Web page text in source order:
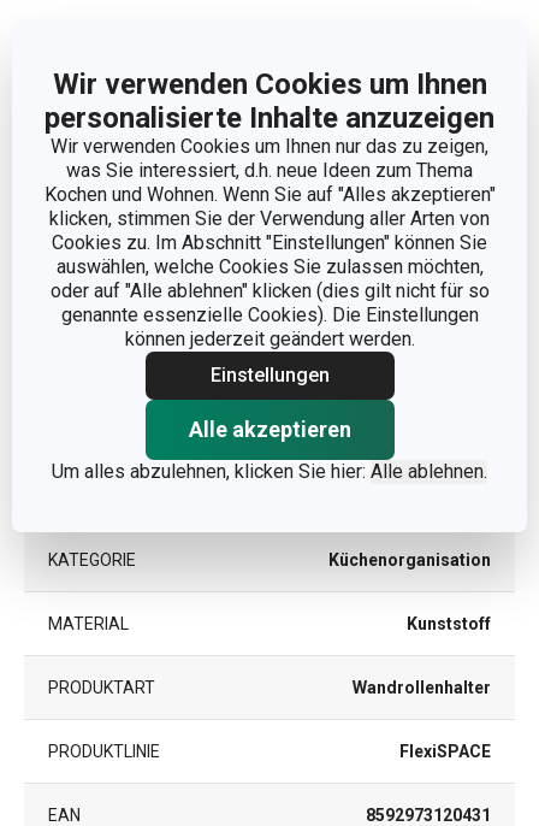
Wir verwenden Cookies um Ihnen
personalisierte Inhalte anzuzeigen
Wir verwenden Cookies um Ihnen nur das zu zeigen,
was Sie interessiert, d.h. neue Ideen zum Thema
Kochen und Wohnen. Wenn Sie auf "Alles akzeptieren"
klicken, stimmen Sie der Verwendung aller Arten von
Cookies zu. Im Abschnitt "Einstellungen" können Sie
auswählen, welche Cookies Sie zulassen möchten,
oder auf "Alle ablehnen" klicken (dies gilt nicht für so
genannte essenzielle Cookies). Die Einstellungen
können jederzeit geändert werden.
Einstellungen
Alle akzeptieren
Um alles abzulehnen, klicken Sie hier: Alle ablehnen.
Abmessungen
PRODUKTBREITE (CM)
PRODUKTHÖHE (CM) 10
VOLUMEN (L) 2.5
PRODUKTLÄNGE (CM) 27
Andere Parameter
FÜR DEN KÜHLSCHRANK
KATEGORIE Küchenorganisation
MATERIAL Kunststoff
PRODUKTART Wandrollenhalter
PRODUKTLINIE FlexiSPACE
EAN 8592973120431